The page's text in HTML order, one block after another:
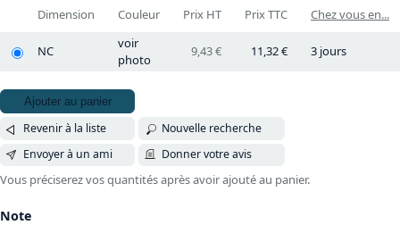
Dimension
Couleur Prix HT Prix TTC Chez vous en...
NC
voir
photo
9,43 € 11,32 € 3 jours
Ajouter au panier
Revenir à la liste
Nouvelle recherche
Envoyer à un ami
Donner votre avis
Vous préciserez vos quantités après avoir ajouté au panier.
Note